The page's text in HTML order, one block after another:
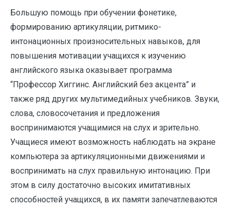
Большую помощь при обучении фонетике,
формированию артикуляции, ритмико-
интонационных произносительных навыков, для
повышения мотивации учащихся к изучению
английского языка оказывает программа
“Профессор Хиггинс. Английский без акцента” и
также ряд других мультимедийных учебников. Звуки,
слова, словосочетания и предложения
воспринимаются учащимися на слух и зрительно.
Учащиеся имеют возможность наблюдать на экране
компьютера за артикуляционными движениями и
воспринимать на слух правильную интонацию. При
этом в силу достаточно высоких имитативных
способностей учащихся, в их памяти запечатлеваются